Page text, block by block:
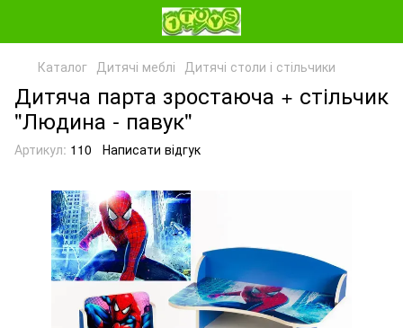
Каталог Дитячі меблі Дитячі столи і стільчики
Дитяча парта зростаюча + стільчик
"Людина - павук"
Артикул: 110 Написати відгук